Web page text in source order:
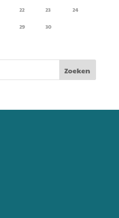
22 23 24
29
30